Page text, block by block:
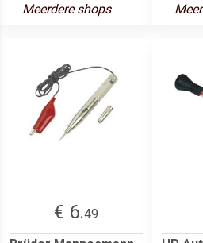
Meerdere shops
€ 6.49